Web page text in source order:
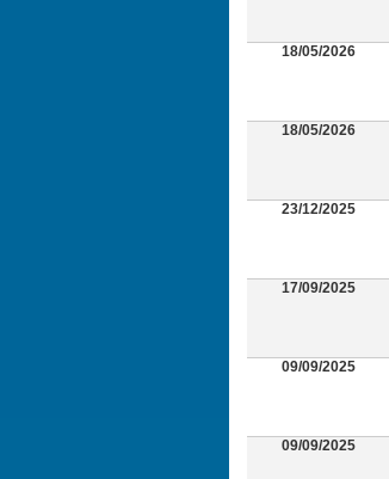
18/05/2026
18/05/2026
23/12/2025
17/09/2025
09/09/2025
09/09/2025